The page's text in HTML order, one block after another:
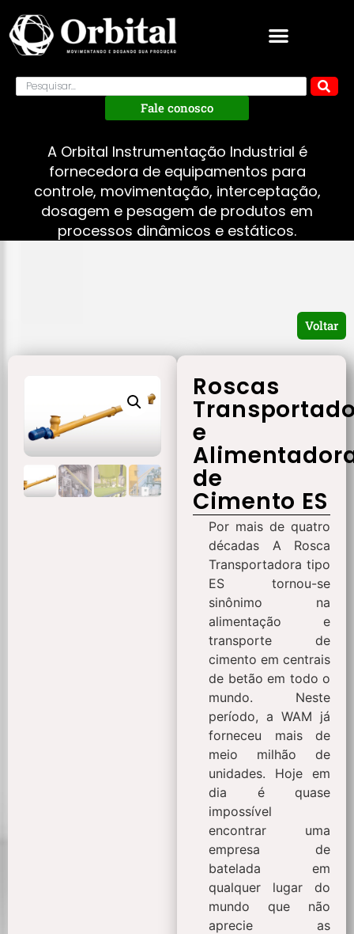
Fale conosco
A Orbital Instrumentação Industrial é
fornecedora de equipamentos para
controle, movimentação, interceptação,
dosagem e pesagem de produtos em
processos dinâmicos e estáticos.
Voltar
Roscas
e
de
Cimento ES
Por mais de quatro
décadas A Rosca
Transportadora tipo
ES tornou-se
sinônimo na
alimentação e
transporte de
cimento em centrais
de betão em todo o
mundo. Neste
período, a WAM já
forneceu mais de
meio milhão de
unidades. Hoje em
dia é quase
impossível
encontrar uma
empresa de
batelada em
qualquer lugar do
mundo que não
aprecie as